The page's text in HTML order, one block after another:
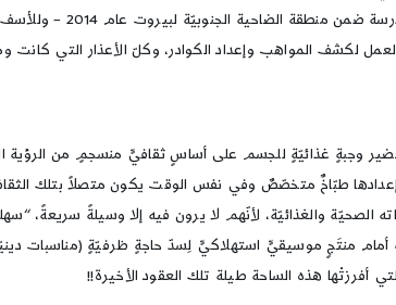
الموسيقيّة
لكشف المواهب وإعداد الكوادر، وكلّ الأعذار التي كانت
وجبةٍ غذائيّةٍ للجسم على أساسٍ ثقافيٍّ منسجمٍ من الرؤية
طبّاخٌ متخصّصٌ وفي نفس الوقت يكون متصلاً بتلك
الصحيّة والغذائيّة، لأنّهم لا يرون فيه إلا وسيلةً سريعةً،
منتَجٍ موسيقيٍّ استهلاكيٍّ لِسدّ حاجةٍ ظرفيّةٍ (مناسبات
أفرزتْها هذه الساحة طيلة تلك العقود الأخيرة!!